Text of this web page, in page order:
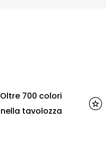
Oltre 700 colori
nella tavolozza